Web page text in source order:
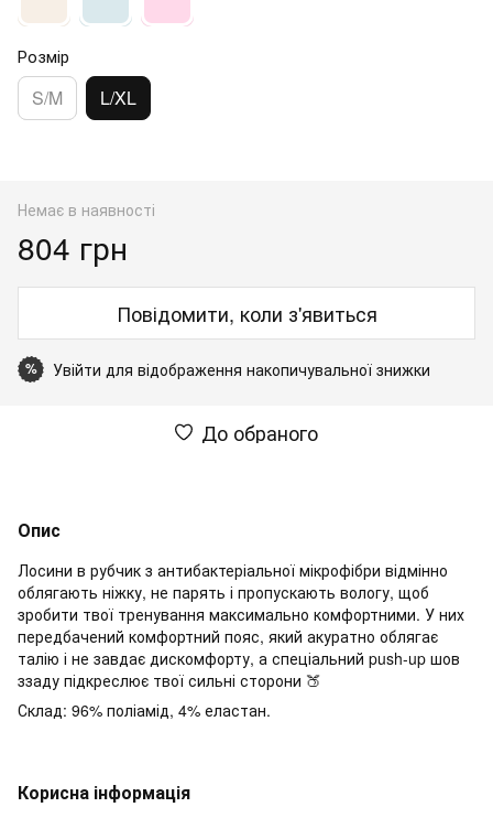
Розмір
S/M L/XL
Немає в наявності
804 грн
Повідомити, коли з'явиться
% Увійти для відображення накопичувальної знижки
До обраного
Опис
Лосини в рубчик з антибактеріальної мікрофібри відмінно
облягають ніжку, не парять і пропускають вологу, щоб
зробити твої тренування максимально комфортними. У них
передбачений комфортний пояс, який акуратно облягає
талію і не завдає дискомфорту, а спеціальний push-up шов
ззаду підкреслює твої сильні сторони 🍑
Склад: 96% поліамід, 4% еластан.
Корисна інформація